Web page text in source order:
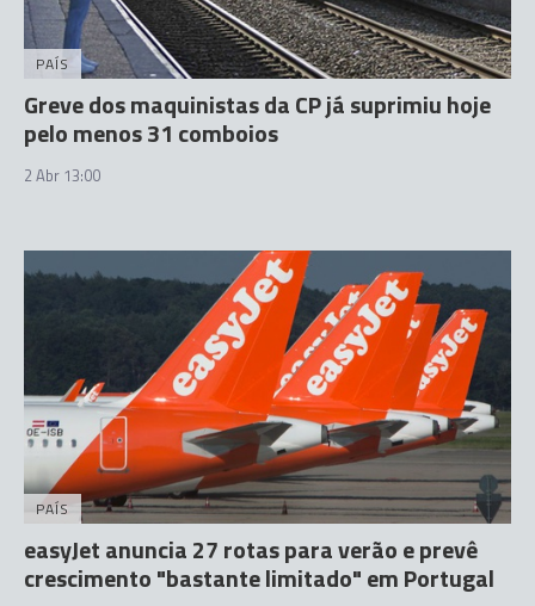
PAÍS
Greve dos maquinistas da CP já suprimiu hoje
pelo menos 31 comboios
2 Abr 13:00
PAÍS
easyJet anuncia 27 rotas para verão e prevê
crescimento "bastante limitado" em Portugal